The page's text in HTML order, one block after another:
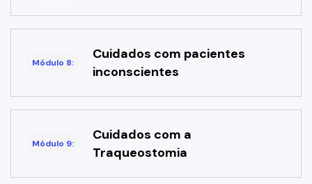
Módulo 8:
Cuidados com pacientes
inconscientes
Módulo 9:
Cuidados com a
Traqueostomia